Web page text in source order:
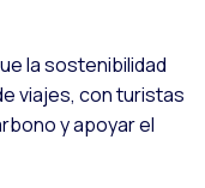
la sostenibilidad
viajes, con turistas
y apoyar el